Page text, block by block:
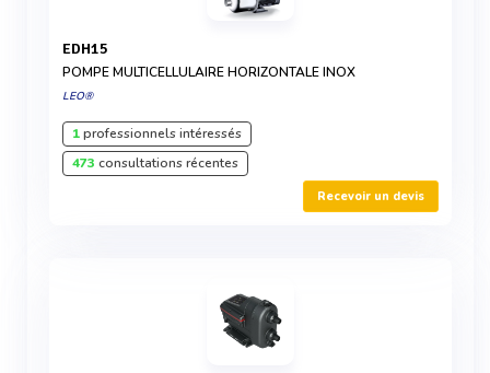
EDH15
POMPE MULTICELLULAIRE HORIZONTALE INOX
LEO®
1professionnels intéressés
473 consultations récentes
Recevoir un devis